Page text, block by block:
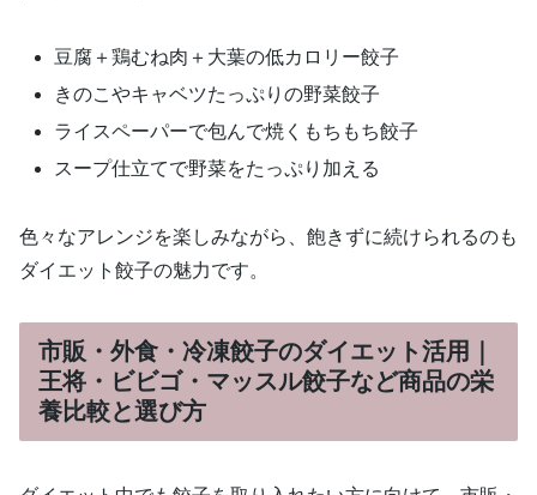
豆腐＋鶏むね肉＋大葉の低カロリー餃子
きのこやキャベツたっぷりの野菜餃子
ライスペーパーで包んで焼くもちもち餃子
スープ仕立てで野菜をたっぷり加える
色々なアレンジを楽しみながら、飽きずに続けられるのも
ダイエット餃子の魅力です。
市販・外食・冷凍餃子のダイエット活用｜
王将・ビビゴ・マッスル餃子など商品の栄
養比較と選び方